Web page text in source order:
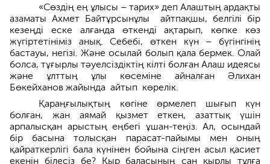
«Сөздің ең ұлысы – тарих» деп Алаштың ардақты
азаматы Ахмет Байтұр­сынұлы айтпақшы, белгілі бір
кезеңді еске алғанда өткенді ақтарып, көпке көз
жүгіртетініміз анық. Себебі, өткен күн – бүгінгінің
бастауы, негізі. Және осылай болып қала бермек. Олай
болса, тұғырлы тәуелсіздіктің кілті болған Алаш идеясы
және ұлттың ұлы көсеміне айналған Әлихан
Бөкейханов жайында айтып көрелік.
Қараңғылықтың көгіне өрмелеп шығып күн
болған, жан аямай қызмет еткен, азаттық үшін
арпалысқан арыс­тың еңбегі ұшан-теңіз. Ал, осындай
бір басына толысқан парасат-пайымы мен оның
қайраткерлігі бала күнінен бойы­на сіңген асыл қасиет
екенін білесіз бе? Қыр баласының сан қырлы тұлға